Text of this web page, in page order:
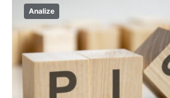
Analize